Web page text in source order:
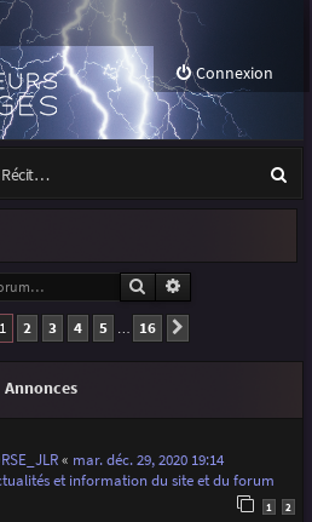
Connexion
Récits et photos d'orages
e
r
Rechercher
1sur 16
1 2 3 4 5 … 16
Annonces
« mar. déc. 29, 2020 19:14
et information du site et du forum
1 2